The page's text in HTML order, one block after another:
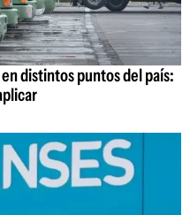
distintos puntos del país: